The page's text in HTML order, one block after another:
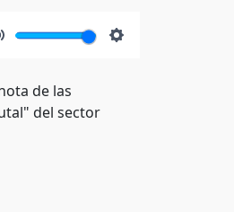
de las
del sector